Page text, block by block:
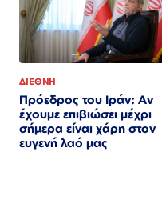
ΔΙΕΘΝΗ
Πρόεδρος του Ιράν: Αν
έχουμε επιβιώσει μέχρι
σήμερα είναι χάρη στον
ευγενή λαό μας